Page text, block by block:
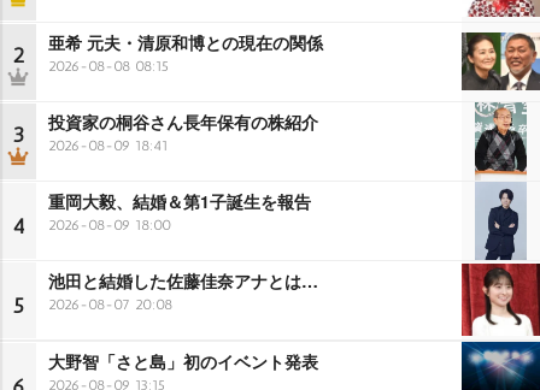
2 亜希 元夫・清原和博との現在の関係
2026-08-08 08:15
3 投資家の桐谷さん長年保有の株紹介
2026-08-09 18:41
4
重岡大毅、結婚＆第1子誕生を報告
2026-08-09 18:00
5
池田と結婚した佐藤佳奈アナとは…
2026-08-07 20:08
大野智「さと島」初のイベント発表
2026-08-09 13:15